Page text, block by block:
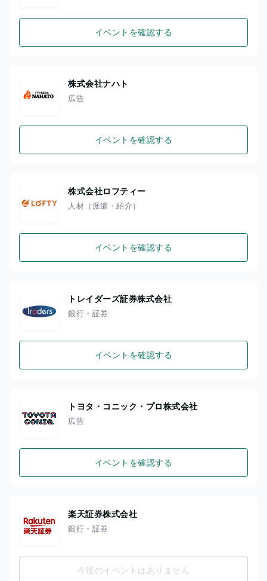
イベントを確認する
株式会社ナハト
広告
イベントを確認する
株式会社ロフティー
人材（派遣・紹介）
イベントを確認する
トレイダーズ証券株式会社
銀行・証券
イベントを確認する
トヨタ・コニック・プロ株式会社
広告
イベントを確認する
楽天証券株式会社
銀行・証券
今後のイベントはありません